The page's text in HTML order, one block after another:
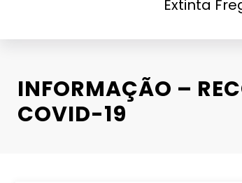
Extinta
INFORMAÇÃO –
COVID-19